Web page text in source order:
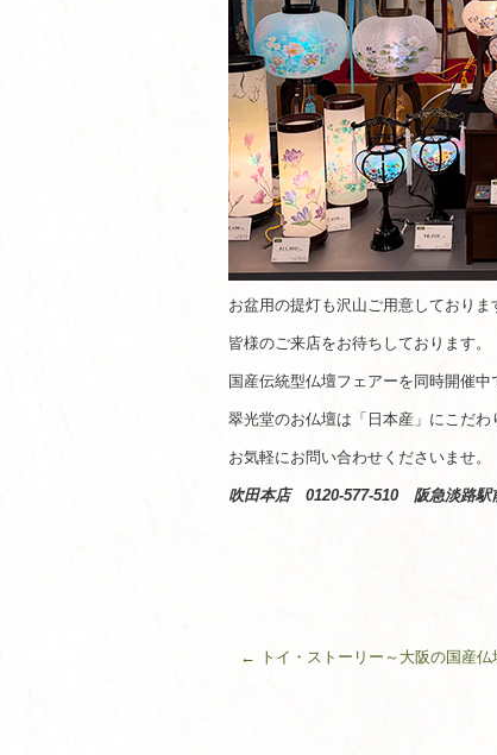
お盆用の提灯も沢山ご用意しておりま
皆様のご来店をお待ちしております。
国産伝統型仏壇フェアーを同時開催中
翠光堂のお仏壇は「日本産」にこだわ
お気軽にお問い合わせくださいませ。
吹田本店 0120-577-510 阪急淡路駅
← トイ・ストーリー～大阪の国産